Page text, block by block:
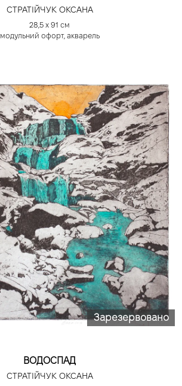
СТРАТІЙЧУК ОКСАНА
28,5 х 91 см
модульний офорт, акварель
Зарезервовано
ВОДОСПАД
СТРАТІЙЧУК ОКСАНА